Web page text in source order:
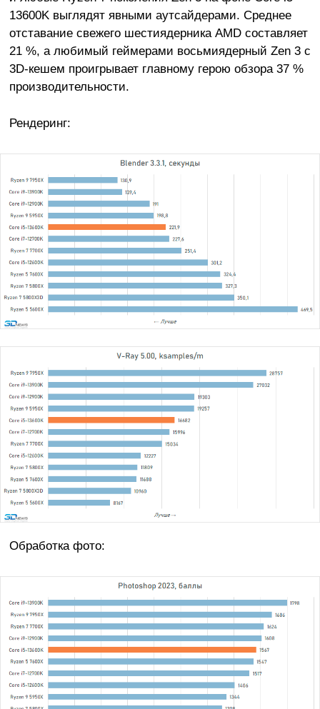
13600K выглядят явными аутсайдерами. Среднее
отставание свежего шестиядерника AMD составляет
21 %, а любимый геймерами восьмиядерный Zen 3 с
3D-кешем проигрывает главному герою обзора 37 %
производительности.
Рендеринг:
Обработка фото: